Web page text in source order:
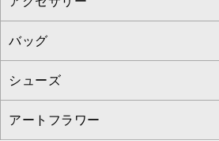
パーカー
タンクトップ・キャミソール
スウェット・ジャージー
サロペット・オールインワン
その他のパンツ
ショート・ミニ丈スカート
その他のスカート
セットアップ
セットアップジャケット
セットアップパンツ
ピーコート
ダッフルコート
チェスターコート
マスク
ストール・マフラー・スヌード
ベルト・サスペンダー
すべてのアクセサリー
ネックレス
ピアス・イヤリング
バッグ
すべてのバッグ
トートバッグ
シューズ
すべてのシューズ
アートフラワー